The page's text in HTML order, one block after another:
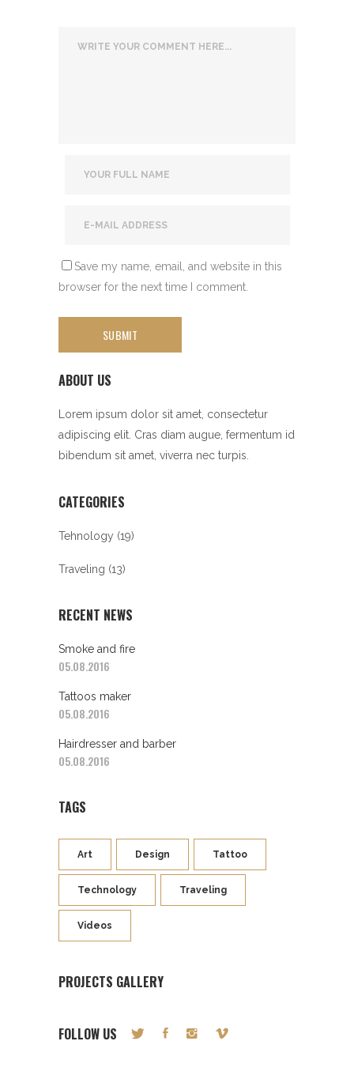
Save my name, email, and website in this
browser for the next time I comment.
ABOUT US
Lorem ipsum dolor sit amet, consectetur
adipiscing elit. Cras diam augue, fermentum id
bibendum sit amet, viverra nec turpis.
CATEGORIES
Tehnology (19)
Traveling (13)
RECENT NEWS
Smoke and fire
05.08.2016
Tattoos maker
05.08.2016
Hairdresser and barber
05.08.2016
TAGS
Art Design Tattoo
Technology Traveling
Videos
PROJECTS GALLERY
FOLLOW US